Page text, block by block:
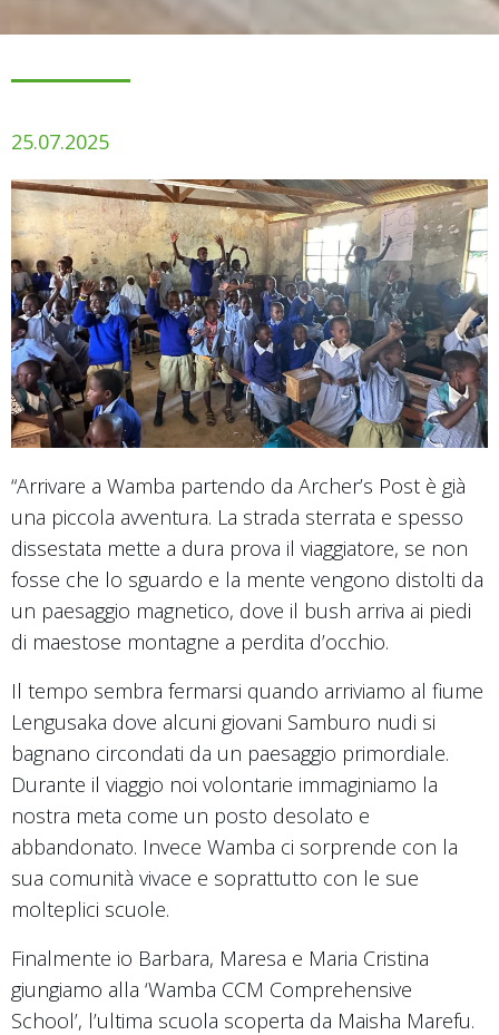
25.07.2025
“Arrivare a Wamba partendo da Archer’s Post è già
una piccola avventura. La strada sterrata e spesso
dissestata mette a dura prova il viaggiatore, se non
fosse che lo sguardo e la mente vengono distolti da
un paesaggio magnetico, dove il bush arriva ai piedi
di maestose montagne a perdita d’occhio.
Il tempo sembra fermarsi quando arriviamo al fiume
Lengusaka dove alcuni giovani Samburo nudi si
bagnano circondati da un paesaggio primordiale.
Durante il viaggio noi volontarie immaginiamo la
nostra meta come un posto desolato e
abbandonato. Invece Wamba ci sorprende con la
sua comunità vivace e soprattutto con le sue
molteplici scuole.
Finalmente io Barbara, Maresa e Maria Cristina
giungiamo alla ‘Wamba CCM Comprehensive
School’, l’ultima scuola scoperta da Maisha Marefu.